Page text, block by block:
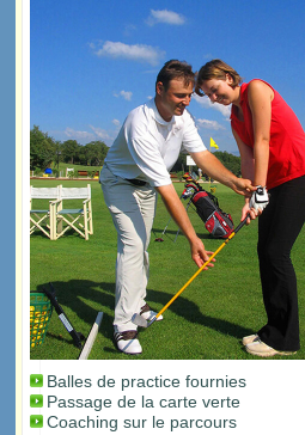
Stage Carte
5 jours du
3 heures de
Groupe de 3